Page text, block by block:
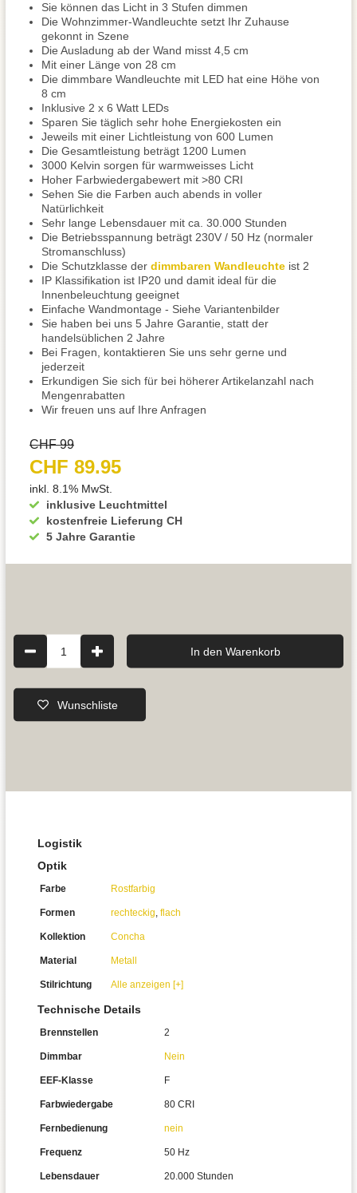
Sie können das Licht in 3 Stufen dimmen
Die Wohnzimmer-Wandleuchte setzt Ihr Zuhause
gekonnt in Szene
Die Ausladung ab der Wand misst 4,5 cm
Mit einer Länge von 28 cm
Die dimmbare Wandleuchte mit LED hat eine Höhe von
8 cm
Inklusive 2 x 6 Watt LEDs
Sparen Sie täglich sehr hohe Energiekosten ein
Jeweils mit einer Lichtleistung von 600 Lumen
Die Gesamtleistung beträgt 1200 Lumen
3000 Kelvin sorgen für warmweisses Licht
Hoher Farbwiedergabewert mit >80 CRI
Sehen Sie die Farben auch abends in voller
Natürlichkeit
Sehr lange Lebensdauer mit ca. 30.000 Stunden
Die Betriebsspannung beträgt 230V / 50 Hz (normaler
Stromanschluss)
Die Schutzklasse der dimmbaren Wandleuchte ist 2
IP Klassifikation ist IP20 und damit ideal für die
Innenbeleuchtung geeignet
Einfache Wandmontage - Siehe Variantenbilder
Sie haben bei uns 5 Jahre Garantie, statt der
handelsüblichen 2 Jahre
Bei Fragen, kontaktieren Sie uns sehr gerne und
jederzeit
Erkundigen Sie sich für bei höherer Artikelanzahl nach
Mengenrabatten
Wir freuen uns auf Ihre Anfragen
inklusive Leuchtmittel
kostenfreie Lieferung CH
5 Jahre Garantie
CHF 99
CHF 89.95
inkl. 8.1% MwSt.
1 In den Warenkorb
Wunschliste
Logistik
Optik
Farbe Rostfarbig
Formen rechteckig, flach
Kollektion Concha
Material Metall
Stilrichtung Alle anzeigen [+]
Technische Details
Brennstellen 2
Dimmbar Nein
EEF-Klasse F
Farbwiedergabe 80 CRI
Fernbedienung nein
Frequenz 50 Hz
Lebensdauer 20.000 Stunden